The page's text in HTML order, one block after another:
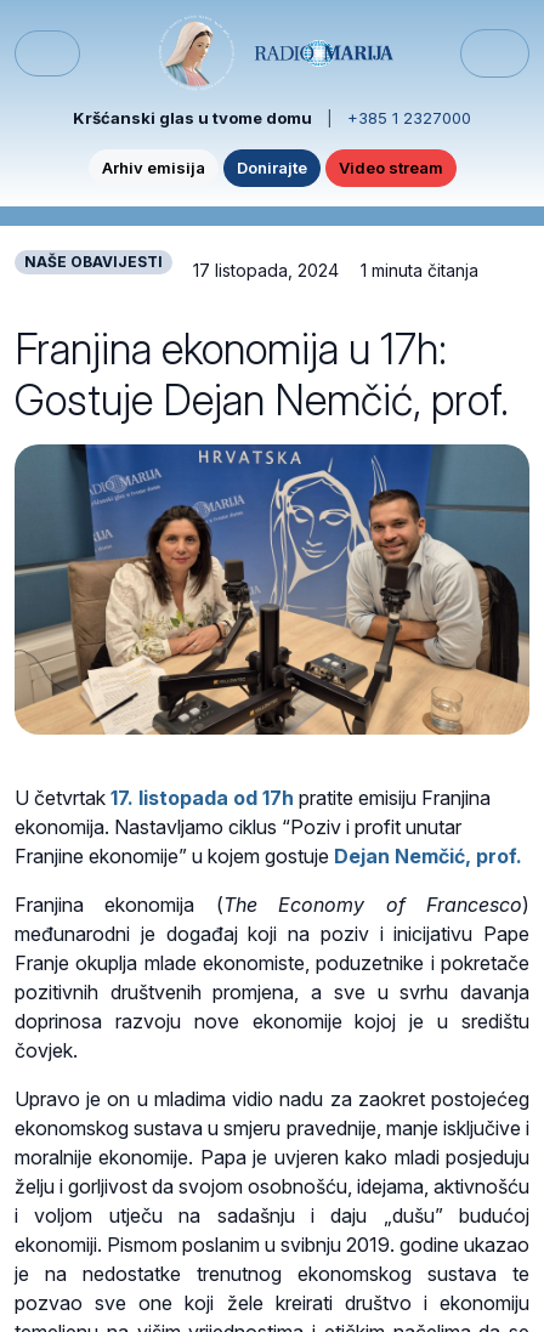
Menu
Kršćanski glas u tvome domu +385 1 2327000
Arhiv emisija Donirajte Video stream
NAŠE OBAVIJESTI 17 listopada, 2024 1 minuta čitanja
Franjina ekonomija u 17h:
Gostuje Dejan Nemčić, prof.
U četvrtak 17. listopada od 17h pratite emisiju Franjina
ekonomija. Nastavljamo ciklus “Poziv i profit unutar
Franjine ekonomije” u kojem gostuje Dejan Nemčić, prof.
Franjina ekonomija (The Economy of Francesco)
međunarodni je događaj koji na poziv i inicijativu Pape
Franje okuplja mlade ekonomiste, poduzetnike i pokretače
pozitivnih društvenih promjena, a sve u svrhu davanja
doprinosa razvoju nove ekonomije kojoj je u središtu
čovjek.
Upravo je on u mladima vidio nadu za zaokret postojećeg
ekonomskog sustava u smjeru pravednije, manje isključive i
moralnije ekonomije. Papa je uvjeren kako mladi posjeduju
želju i gorljivost da svojom osobnošću, idejama, aktivnošću
i voljom utječu na sadašnju i daju „dušu” budućoj
ekonomiji. Pismom poslanim u svibnju 2019. godine ukazao
je na nedostatke trenutnog ekonomskog sustava te
pozvao sve one koji žele kreirati društvo i ekonomiju